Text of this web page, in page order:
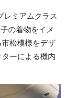
ミアムクラス
の着物をイメ
松模様をデザ
ーによる機内